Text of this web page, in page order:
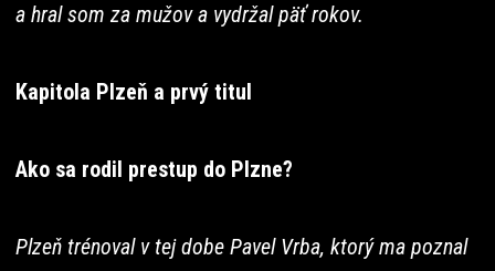
a hral som za mužov a vydržal päť rokov.
Kapitola Plzeň a prvý titul
Ako sa rodil prestup do Plzne?
Plzeň trénoval v tej dobe Pavel Vrba, ktorý ma poznal